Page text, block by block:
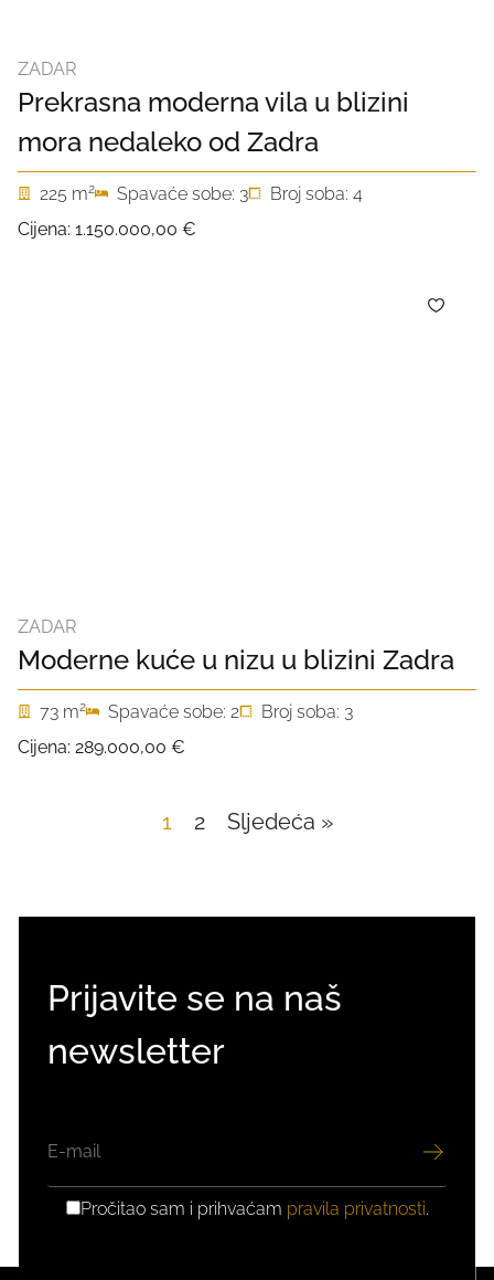
ZADAR
Prekrasna moderna vila u blizini
mora nedaleko od Zadra
225 m2 Spavaće sobe: 3
Broj soba: 4
Cijena: 1.150.000,00 €
ZADAR
Moderne kuće u nizu u blizini Zadra
73 m2 Spavaće sobe: 2
Broj soba: 3
Cijena: 289.000,00 €
1 2 Sljedeća »
Prijavite se na naš
newsletter
GDPRPročitao sam i prihvaćam pravila privatnosti.